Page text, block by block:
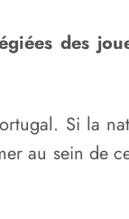
des
Si la
au sein de